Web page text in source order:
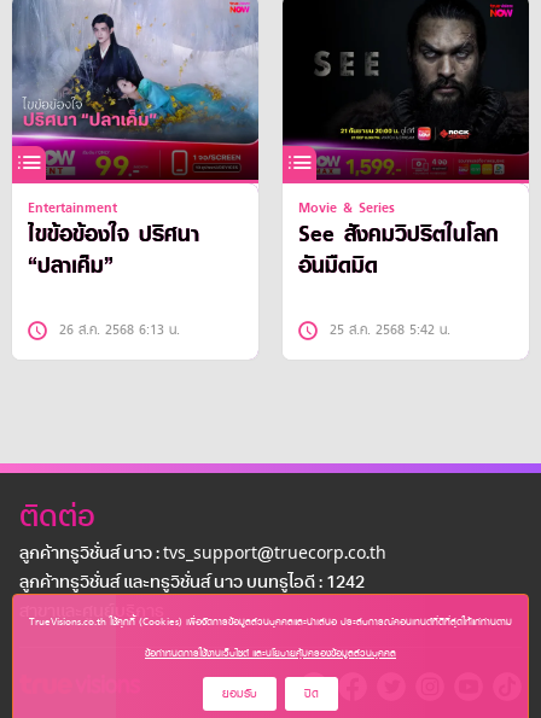
Entertainment
ไขข้อข้องใจ ปริศนา
“ปลาเค็ม”
26 ส.ค. 2568 6:13 น.
Movie & Series
See สังคมวิปริตในโลก
อันมืดมิด
25 ส.ค. 2568 5:42 น.
ติดต่อ
ลูกค้าทรูวิชั่นส์ นาว : tvs_support@truecorp.co.th
ลูกค้าทรูวิชั่นส์ และทรูวิชั่นส์ นาว บนทรูไอดี : 1242
สาขาเเละศูนย์บริการ
TrueVisions.co.th ใช้คุกกี้ (Cookies) เพื่อจัดการข้อมูลส่วนบุคคลและนำเสนอ ประสบการณ์คอนเทนต์ที่ดีที่สุดให้แก่ท่านตาม
ข้อกำหนดการใช้งานเว็บไซต์ และนโยบายคุ้มครองข้อมูลส่วนบุคคล
ยอมรับ ปิด